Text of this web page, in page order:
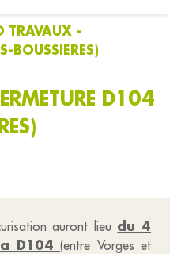
TRAVAUX -
BOUSSIERES)
D104
auront lieu du 4
D104(entre Vorges et